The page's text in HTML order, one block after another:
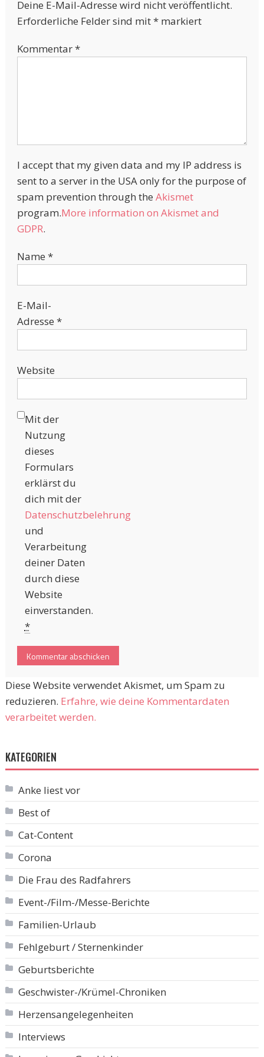
Deine E-Mail-Adresse wird nicht veröffentlicht.
Erforderliche Felder sind mit*markiert
Kommentar*
I accept that my given data and my IP address is
sent to a server in the USA only for the purpose of
spam prevention through the Akismet
program.More information on Akismet and
GDPR.
Name *
E-Mail-
Adresse *
Website
Mit der
Nutzung
dieses
Formulars
erklärst du
dich mit der
Datenschutzbelehrung
und
Verarbeitung
deiner Daten
durch diese
Website
einverstanden.
*
Diese Website verwendet Akismet, um Spam zu
reduzieren. Erfahre, wie deine Kommentardaten
verarbeitet werden.
KATEGORIEN
Anke liest vor
Best of
Cat-Content
Corona
Die Frau des Radfahrers
Event-/Film-/Messe-Berichte
Familien-Urlaub
Fehlgeburt / Sternenkinder
Geburtsberichte
Geschwister-/Krümel-Chroniken
Herzensangelegenheiten
Interviews